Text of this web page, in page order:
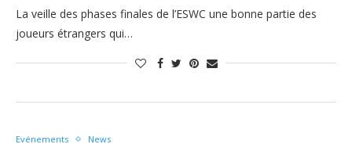
La veille des phases finales de l’ESWC une bonne partie des
joueurs étrangers qui…
Evénements News